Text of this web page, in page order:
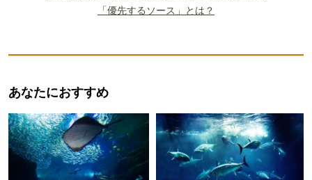
「優先するソース」とは？
あなたにおすすめ